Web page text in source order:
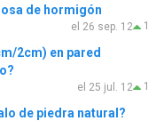
de hormigón
1
el 26 sep. 12
2cm) en pared
1
el 25 jul. 12
de piedra natural?